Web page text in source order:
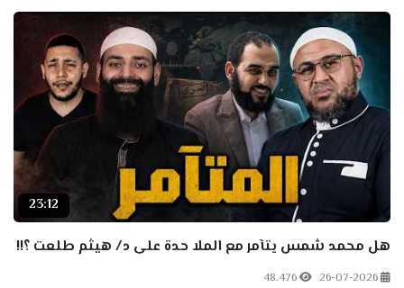
23:12
هل محمد شمس يتآمر مع الملا حدة على د/ هيثم طلعت ؟!!
26-07-2026
48.476